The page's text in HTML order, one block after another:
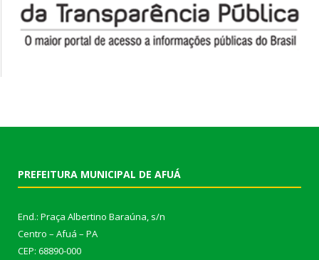
PREFEITURA MUNICIPAL DE AFUÁ
End.: Praça Albertino Baraúna, s/n
Centro – Afuá – PA
CEP: 68890-000